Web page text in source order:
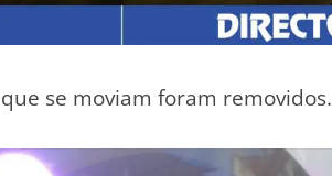
se moviam foram removidos.